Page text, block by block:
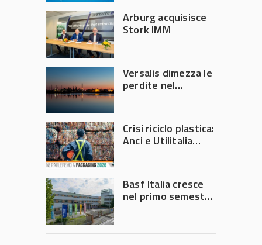
Arburg acquisisce
Stork IMM
Versalis dimezza le
perdite nel
Crisi riciclo plastica:
Anci e Utilitalia
Governo
Basf Italia cresce
nel primo semestre